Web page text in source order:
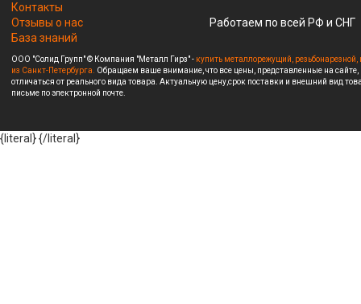
Контакты
Отзывы о нас
База знаний
Работаем по всей РФ и СНГ
ООО "Солид Групп" © Компания "Металл Гирз" - купить металлорежущий,
из Санкт-Петербурга. Обращаем ваше внимание, что все цены, представленные на
отличаться от реального вида товара. Актуальную цену,срок поставки и внешний вид
письме по электронной почте.
{literal}{/literal}